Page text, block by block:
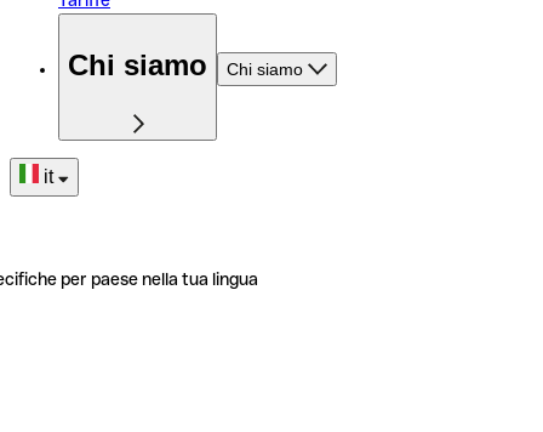
Chi siamo Chi siamo
it
per paese nella tua lingua